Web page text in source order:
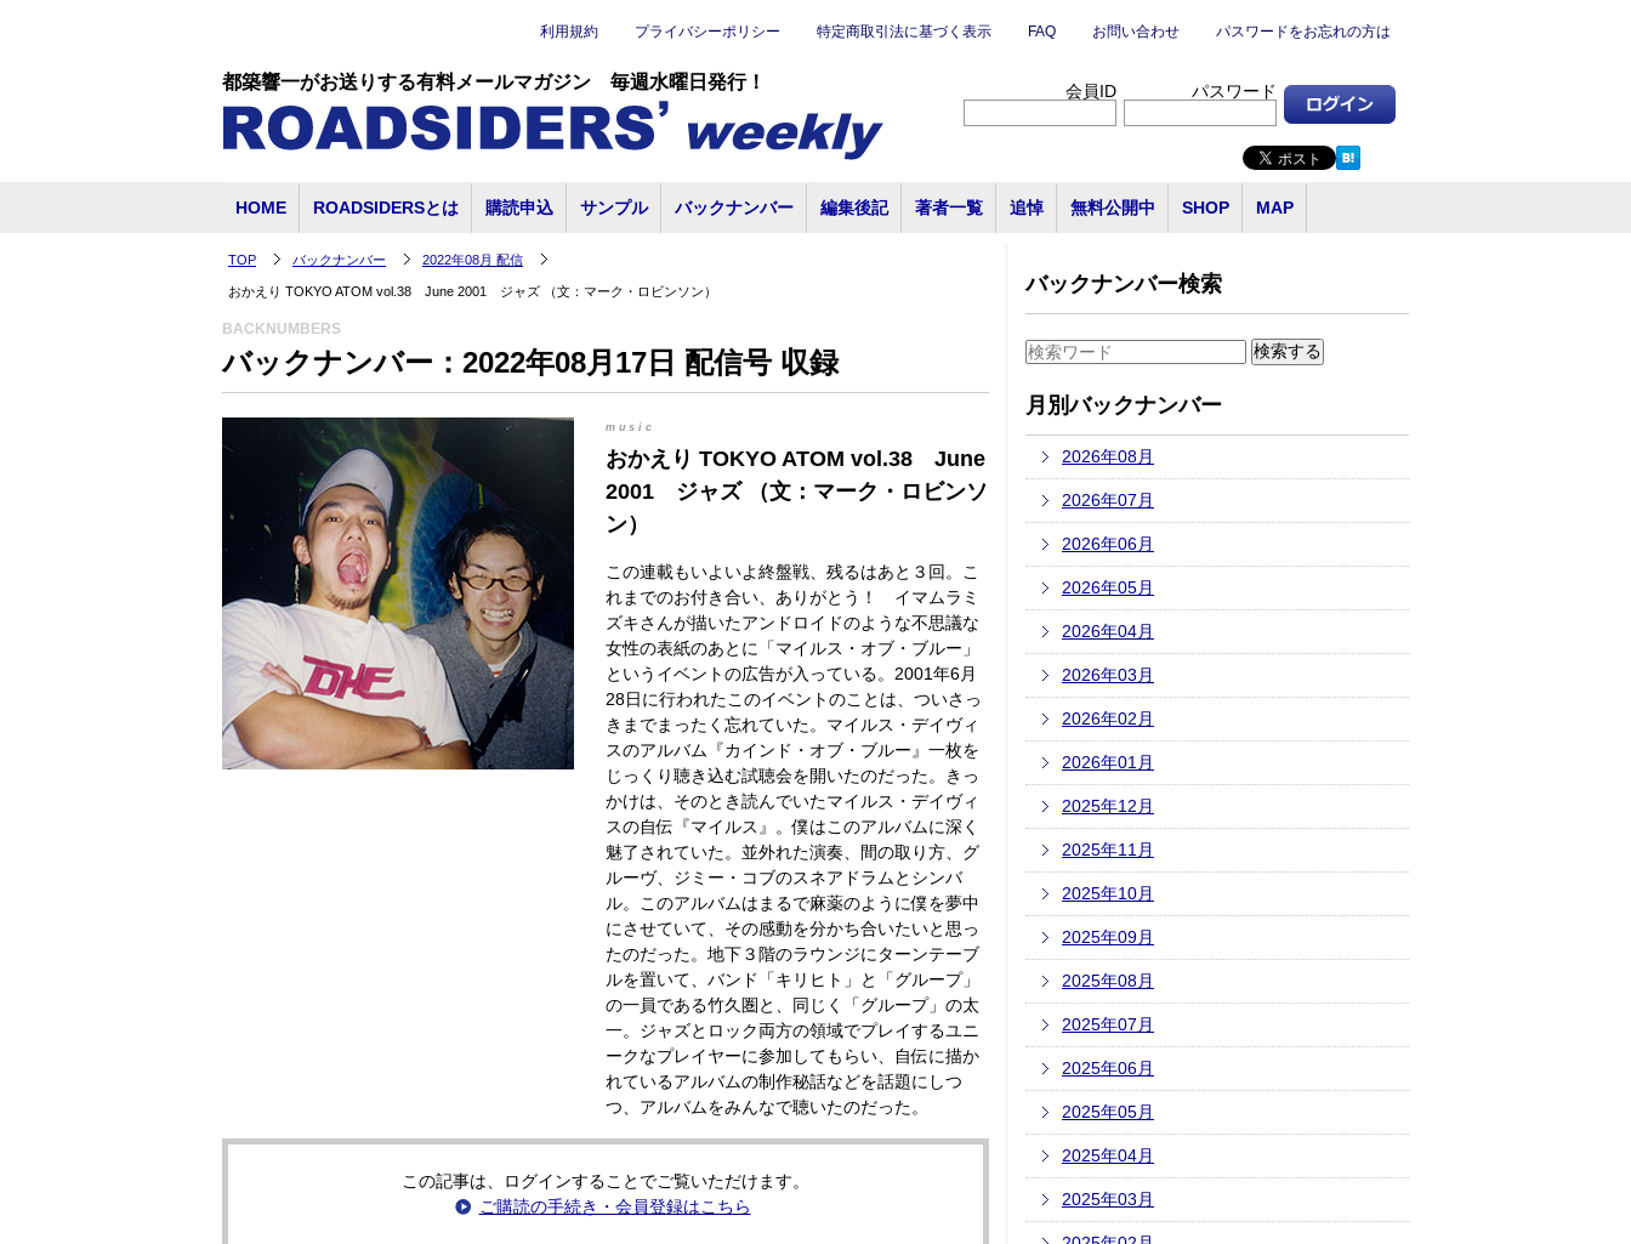
都築響一がお送りする有料メールマガジン 毎週水曜日発行！
利用規約 プライバシーポリシー 特定商取引法に基づく表示 FAQ お問い合わせ パスワードをお忘れの方は
会員ID パスワード
HOME ROADSIDERSとは 購読申込 サンプル バックナンバー 編集後記 著者一覧 追悼 無料公開中 SHOP MAP
TOP バックナンバー 2022年08月 配信
おかえり TOKYO ATOM vol.38 June 2001 ジャズ （文：マーク・ロビンソン）
BACKNUMBERS
バックナンバー：2022年08月17日 配信号 収録
music
おかえり TOKYO ATOM vol.38 June
2001 ジャズ （文：マーク・ロビンソ
ン）
この連載もいよいよ終盤戦、残るはあと３回。こ
れまでのお付き合い、ありがとう！ イマムラミ
ズキさんが描いたアンドロイドのような不思議な
女性の表紙のあとに「マイルス・オブ・ブルー」
というイベントの広告が入っている。2001年6月
28日に行われたこのイベントのことは、ついさっ
きまでまったく忘れていた。マイルス・デイヴィ
スのアルバム『カインド・オブ・ブルー』一枚を
じっくり聴き込む試聴会を開いたのだった。きっ
かけは、そのとき読んでいたマイルス・デイヴィ
スの自伝『マイルス』。僕はこのアルバムに深く
魅了されていた。並外れた演奏、間の取り方、グ
ルーヴ、ジミー・コブのスネアドラムとシンバ
ル。このアルバムはまるで麻薬のように僕を夢中
にさせていて、その感動を分かち合いたいと思っ
たのだった。地下３階のラウンジにターンテーブ
ルを置いて、バンド「キリヒト」と「グループ」
の一員である竹久圏と、同じく「グループ」の太
一。ジャズとロック両方の領域でプレイするユニ
ークなプレイヤーに参加してもらい、自伝に描か
れているアルバムの制作秘話などを話題にしつ
つ、アルバムをみんなで聴いたのだった。
この記事は、ログインすることでご覧いただけます。
ご購読の手続き・会員登録はこちら
バックナンバー検索
月別バックナンバー
2026年08月
2026年07月
2026年06月
2026年05月
2026年04月
2026年03月
2026年02月
2026年01月
2025年12月
2025年11月
2025年10月
2025年09月
2025年08月
2025年07月
2025年06月
2025年05月
2025年04月
2025年03月